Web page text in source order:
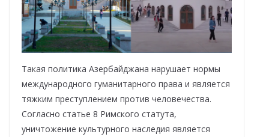
Такая политика Азербайджана нарушает нормы
международного гуманитарного права и является
тяжким преступлением против человечества.
Согласно статье 8 Римского статута,
уничтожение культурного наследия является